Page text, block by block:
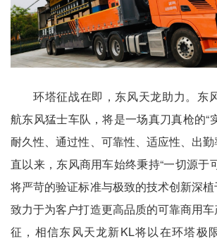
环塔征战在即，东风天龙助力。东
航东风猛士车队，将是一场真刀真枪的“
耐久性、通过性、可靠性、适应性、出
直以来，东风商用车始终秉持“一切源于
将严苛的验证标准与极致的技术创新深植
致力于为客户打造更高品质的可靠商用
征，相信东风天龙新KL将以在环塔极